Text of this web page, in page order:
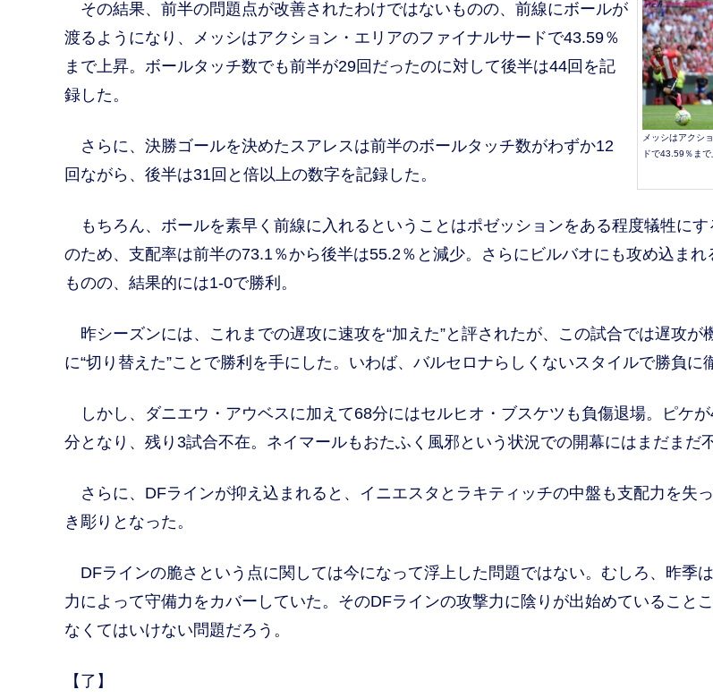
メッシはアクシ
ドで43.59％ま
その結果、前半の問題点が改善されたわけではないものの、前線にボールが
渡るようになり、メッシはアクション・エリアのファイナルサードで43.59％
まで上昇。ボールタッチ数でも前半が29回だったのに対して後半は44回を記
録した。
さらに、決勝ゴールを決めたスアレスは前半のボールタッチ数がわずか12
回ながら、後半は31回と倍以上の数字を記録した。
もちろん、ボールを素早く前線に入れるということはポゼッションをある程度犠牲にす
のため、支配率は前半の73.1％から後半は55.2％と減少。さらにビルバオにも攻め込まれ
ものの、結果的には1-0で勝利。
昨シーズンには、これまでの遅攻に速攻を“加えた”と評されたが、この試合では遅攻が
に“切り替えた”ことで勝利を手にした。いわば、バルセロナらしくないスタイルで勝負に
しかし、ダニエウ・アウベスに加えて68分にはセルヒオ・ブスケツも負傷退場。ピケ
分となり、残り3試合不在。ネイマールもおたふく風邪という状況での開幕にはまだまだ
さらに、DFラインが抑え込まれると、イニエスタとラキティッチの中盤も支配力を失
き彫りとなった。
DFラインの脆さという点に関しては今になって浮上した問題ではない。むしろ、昨季
力によって守備力をカバーしていた。そのDFラインの攻撃力に陰りが出始めていること
なくてはいけない問題だろう。
【了】